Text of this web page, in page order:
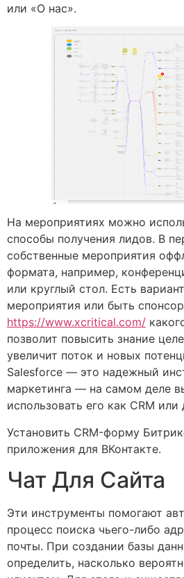
или «О нас».
На мероприятиях можно
способы получения лидов. В
собственные мероприятия
формата, например,
или круглый стол. Есть
мероприятия или быть
https://www.xcritical.com/
позволит повысить знание
увеличит поток и новых
Salesforce — это надежный
маркетинга — на самом деле
использовать его как CRM или
Установить CRM-форму
приложения для ВКонтакте.
Чат Для Сайта
Эти инструменты помогают
процесс поиска чьего-либо
почты. При создании базы
определить, насколько